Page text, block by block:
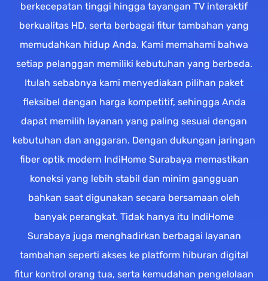
berkecepatan tinggi hingga tayangan TV interaktif
berkualitas HD, serta berbagai fitur tambahan yang
memudahkan hidup Anda. Kami memahami bahwa
setiap pelanggan memiliki kebutuhan yang berbeda.
Itulah sebabnya kami menyediakan pilihan paket
fleksibel dengan harga kompetitif, sehingga Anda
dapat memilih layanan yang paling sesuai dengan
kebutuhan dan anggaran. Dengan dukungan jaringan
fiber optik modern IndiHome Surabaya memastikan
koneksi yang lebih stabil dan minim gangguan
bahkan saat digunakan secara bersamaan oleh
banyak perangkat. Tidak hanya itu IndiHome
Surabaya juga menghadirkan berbagai layanan
tambahan seperti akses ke platform hiburan digital
fitur kontrol orang tua, serta kemudahan pengelolaan